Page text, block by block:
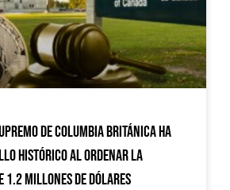
de Columbia Británica ha
histórico al ordenar la
1.2 millones de dólares